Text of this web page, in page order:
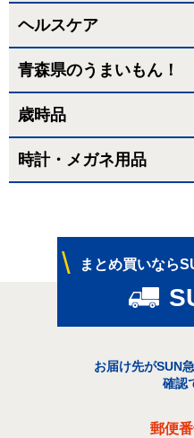
ヘルスケア
青森県のうまいもん！
歳時品
時計・メガネ用品
まとめ買いなら
お届け先がSUN
確認
郵便